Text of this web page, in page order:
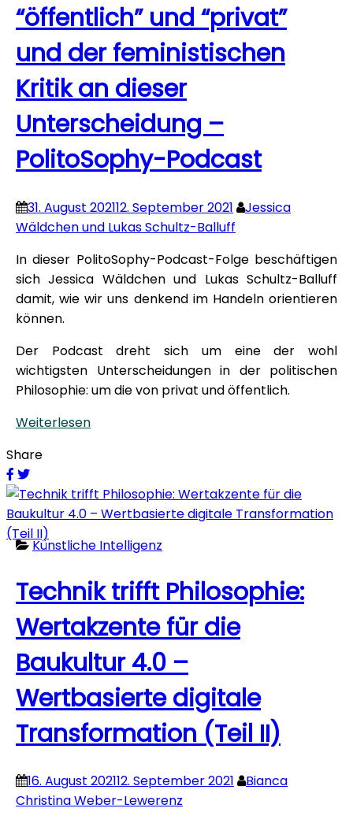
“öffentlich” und “privat”
und der feministischen
Kritik an dieser
Unterscheidung –
PolitoSophy-Podcast
31. August 202112. September 2021
Jessica
Wäldchen und Lukas Schultz-Balluff
In dieser PolitoSophy-Podcast-Folge beschäftigen
sich Jessica Wäldchen und Lukas Schultz-Balluff
damit, wie wir uns denkend im Handeln orientieren
können.
Der Podcast dreht sich um eine der wohl
wichtigsten Unterscheidungen in der politischen
Philosophie: um die von privat und öffentlich.
Weiterlesen
Share
Künstliche Intelligenz
Technik trifft Philosophie:
Wertakzente für die
Baukultur 4.0 –
Wertbasierte digitale
Transformation (Teil II)
16. August 202112. September 2021
Bianca
Christina Weber-Lewerenz